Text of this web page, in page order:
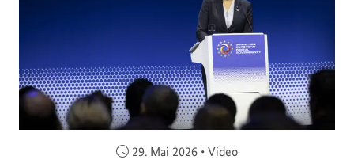
Veröffentlicht am:
29. Mai 2026 • Video